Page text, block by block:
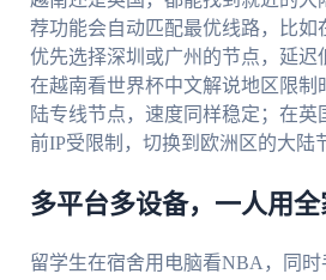
荐功能会自动匹配最优线路，比如
优先选择深圳或广州的节点，延迟
在越南看世界杯中文解说地区限制
陆专线节点，速度同样稳定；在英
前IP受限制，切换到欧洲区的大陆
多平台多设备，一人用全
留学生在宿舍用电脑看NBA，同